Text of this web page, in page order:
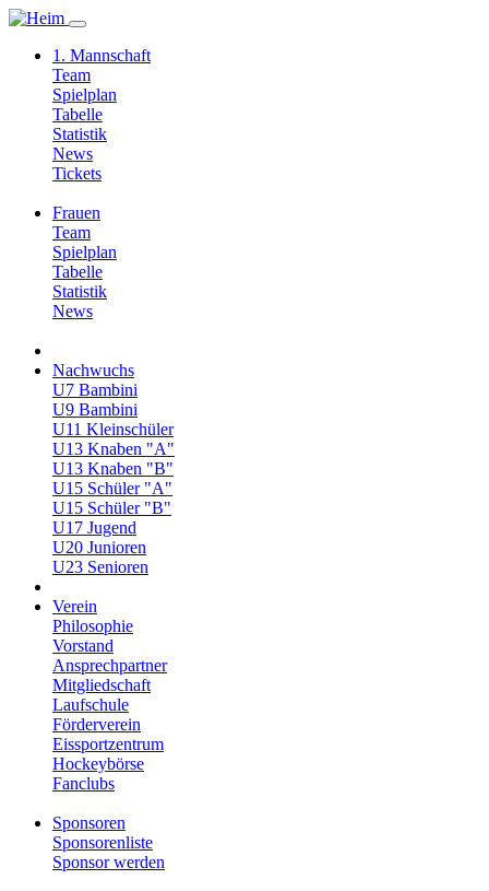
1. Mannschaft
Team
Spielplan
Tabelle
Statistik
News
Tickets
Frauen
Team
Spielplan
Tabelle
Statistik
News
Nachwuchs
U7 Bambini
U9 Bambini
U11 Kleinschüler
U13 Knaben "A"
U13 Knaben "B"
U15 Schüler "A"
U15 Schüler "B"
U17 Jugend
U20 Junioren
U23 Senioren
Verein
Philosophie
Vorstand
Ansprechpartner
Mitgliedschaft
Laufschule
Förderverein
Eissportzentrum
Hockeybörse
Fanclubs
Sponsoren
Sponsorenliste
Sponsor werden